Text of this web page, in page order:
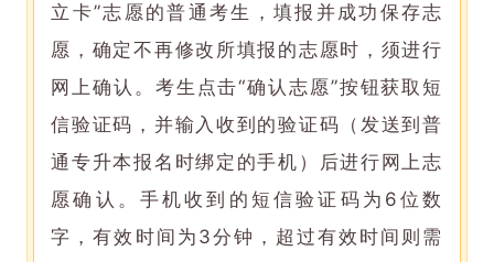
立卡”志愿的普通考生，填报并成功保存志
愿，确定不再修改所填报的志愿时，须进行
网上确认。考生点击“确认志愿”按钮获取短
信验证码，并输入收到的验证码（发送到普
通专升本报名时绑定的手机）后进行网上志
愿确认。手机收到的短信验证码为6位数
字，有效时间为3分钟，超过有效时间则需